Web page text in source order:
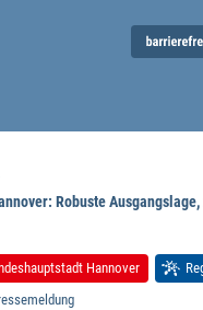
Robuste
Hannover